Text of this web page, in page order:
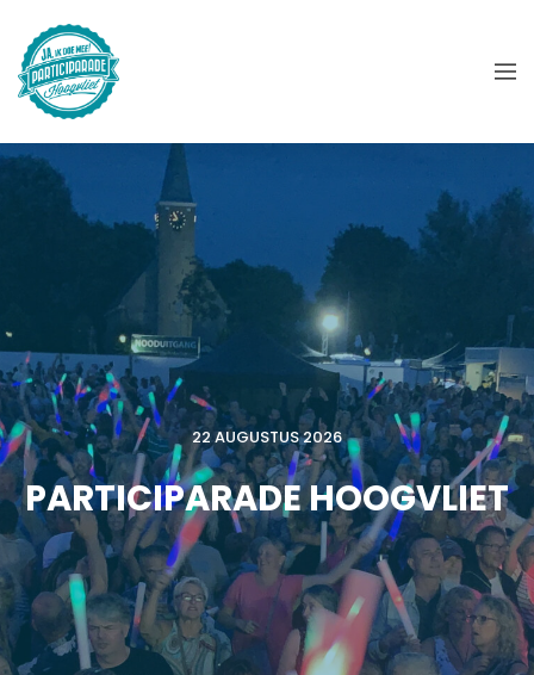
22 AUGUSTUS 2026
PARTICIPARADE HOOGVLIET